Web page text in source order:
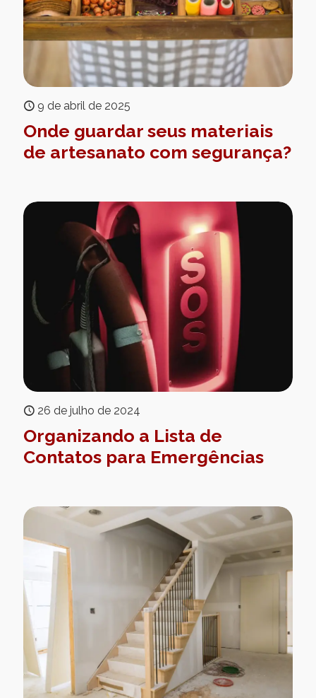
9 de abril de 2025
Onde guardar seus materiais
de artesanato com segurança?
26 de julho de 2024
Organizando a Lista de
Contatos para Emergências